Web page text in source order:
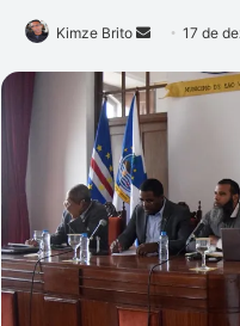
Kimze Brito
Mande
e-
mail
17 de